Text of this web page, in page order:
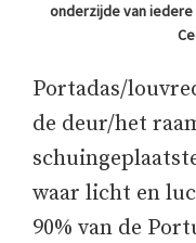
onderzijde van
Portadas/
de deur/het
waar licht en
90% van de